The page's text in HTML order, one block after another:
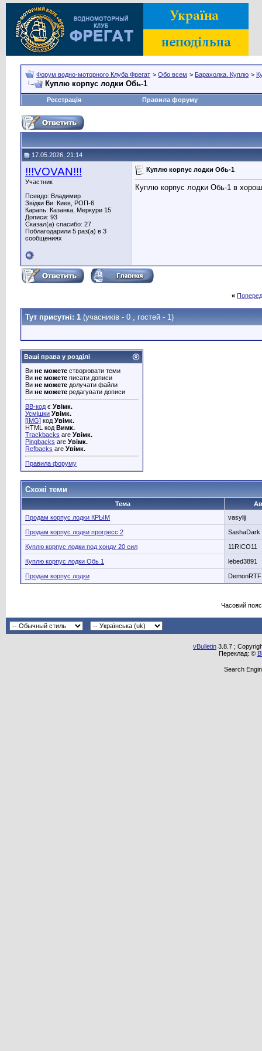
Форум водно-моторного Клуба Фрегат > Обо всем > Барахолка. Куплю >
Куплю корпус лодки Обь-1
Реєстрація Правила форуму
17.05.2026, 21:14
!!!VOVAN!!!
Участник
Псевдо: Владимир
Звідки Ви: Киев, РОП-6
Карапь: Казанка, Меркури 15
Дописи: 93
Сказал(а) спасибо: 27
Поблагодарили 5 раз(а) в 3
сообщениях
Куплю корпус лодки Обь-1
Куплю корпус лодки Обь-1 в
«
Тут присутні: 1 (учасників - 0 , гостей - 1)
Ваші права у розділі
Ви не можете створювати теми
Ви не можете писати дописи
Ви не можете долучати файли
Ви не можете редагувати дописи
BB-код є Увімк.
Усмішки Увімк.
[IMG] код Увімк.
HTML код Вимк.
Trackbacks are Увімк.
Pingbacks are Увімк.
Refbacks are Увімк.
Правила форуму
Схожі теми
Тема
Продам корпус лодки КРЫМ
vasylij
Продам корпус лодки прогресс 2 SashaDark
Куплю корпус лодки под хонду 20 сил 11RICO11
Куплю корпус лодки Обь 1 lebed3891
Продам корпус лодки DemonRTF
Часовий
vBulletin 3.8.7 ;
Переклад: ©
Search